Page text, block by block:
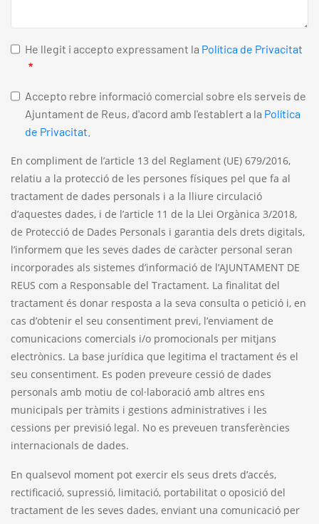
He llegit i accepto expressament la Política de Privacitat
Accepto rebre informació comercial sobre els serveis de
Ajuntament de Reus, d'acord amb l'establert a la Política
de Privacitat
En compliment de l’article 13 del Reglament (UE) 679/2016,
relatiu a la protecció de les persones físiques pel que fa al
tractament de dades personals i a la lliure circulació
d’aquestes dades, i de l’article 11 de la Llei Orgànica 3/2018,
de Protecció de Dades Personals i garantia dels drets digitals,
l’informem que les seves dades de caràcter personal seran
incorporades als sistemes d’informació de l’AJUNTAMENT DE
REUS com a Responsable del Tractament. La finalitat del
tractament és donar resposta a la seva consulta o petició i, en
cas d’obtenir el seu consentiment previ, l’enviament de
comunicacions comercials i/o promocionals per mitjans
electrònics. La base jurídica que legitima el tractament és el
seu consentiment. Es poden preveure cessió de dades
personals amb motiu de col·laboració amb altres ens
municipals per tràmits i gestions administratives i les
cessions per previsió legal. No es preveuen transferències
internacionals de dades.
En qualsevol moment pot exercir els seus drets d’accés,
rectificació, supressió, limitació, portabilitat o oposició del
tractament de les seves dades, enviant una comunicació per